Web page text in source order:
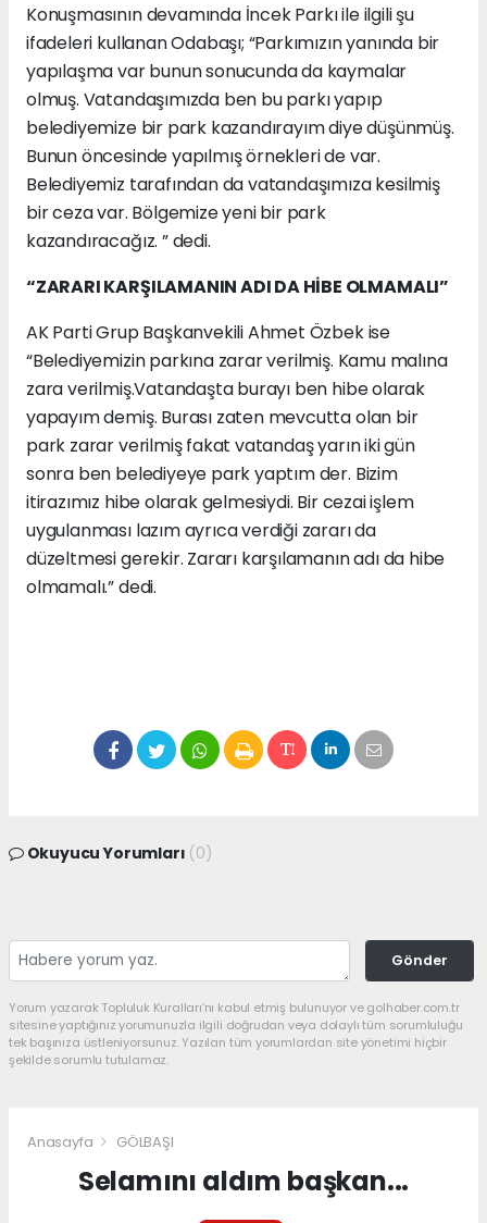
Konuşmasının devamında İncek Parkı ile ilgili şu
ifadeleri kullanan Odabaşı; “Parkımızın yanında bir
yapılaşma var bunun sonucunda da kaymalar
olmuş. Vatandaşımızda ben bu parkı yapıp
belediyemize bir park kazandırayım diye düşünmüş.
Bunun öncesinde yapılmış örnekleri de var.
Belediyemiz tarafından da vatandaşımıza kesilmiş
bir ceza var. Bölgemize yeni bir park
kazandıracağız. ” dedi.
“ZARARI KARŞILAMANIN ADI DA HİBE OLMAMALI”
AK Parti Grup Başkanvekili Ahmet Özbek ise
“Belediyemizin parkına zarar verilmiş. Kamu malına
zara verilmiş.Vatandaşta burayı ben hibe olarak
yapayım demiş. Burası zaten mevcutta olan bir
park zarar verilmiş fakat vatandaş yarın iki gün
sonra ben belediyeye park yaptım der. Bizim
itirazımız hibe olarak gelmesiydi. Bir cezai işlem
uygulanması lazım ayrıca verdiği zararı da
düzeltmesi gerekir. Zararı karşılamanın adı da hibe
olmamalı.” dedi.
Okuyucu Yorumları (0)
Gönder
Yorum yazarak Topluluk Kuralları’nı kabul etmiş bulunuyor ve golhaber.com.tr
sitesine yaptığınız yorumunuzla ilgili doğrudan veya dolaylı tüm sorumluluğu
tek başınıza üstleniyorsunuz. Yazılan tüm yorumlardan site yönetimi hiçbir
şekilde sorumlu tutulamaz.
Anasayfa GÖLBAŞI
Selamını aldım başkan...